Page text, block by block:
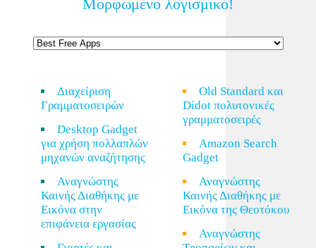
Μορφωμένο λογισμικό!
Διαχείριση
Γραμματοσειρών
Desktop Gadget
για χρήση πολλαπλών
μηχανών αναζήτησης
Αναγνώστης
Καινής Διαθήκης με
Εικόνα στην
επιφάνεια εργασίας
Old Standard και
Didot πολυτονικές
γραμματοσειρές
Amazon Search
Gadget
Αναγνώστης
Καινής Διαθήκης με
Εικόνα της Θεοτόκου
Αναγνώστης